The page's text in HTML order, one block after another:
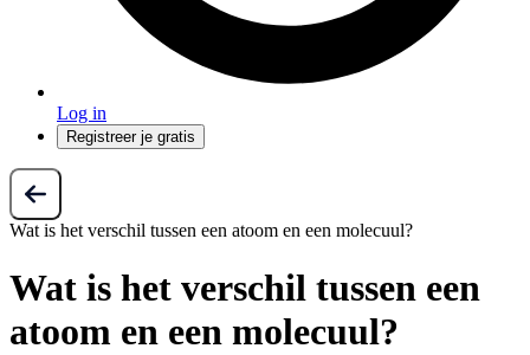
Log in
Registreer je gratis
Wat is het verschil tussen een atoom en een molecuul?
Wat is het verschil tussen een
atoom en een molecuul?